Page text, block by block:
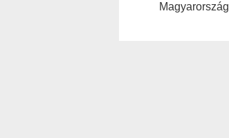
Magyarország